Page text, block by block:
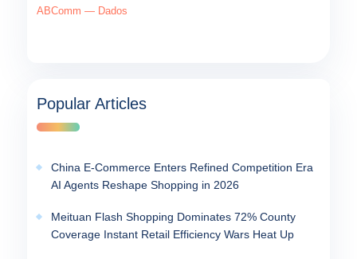
ABComm — Dados
Popular Articles
China E-Commerce Enters Refined Competition Era
AI Agents Reshape Shopping in 2026
Meituan Flash Shopping Dominates 72% County
Coverage Instant Retail Efficiency Wars Heat Up